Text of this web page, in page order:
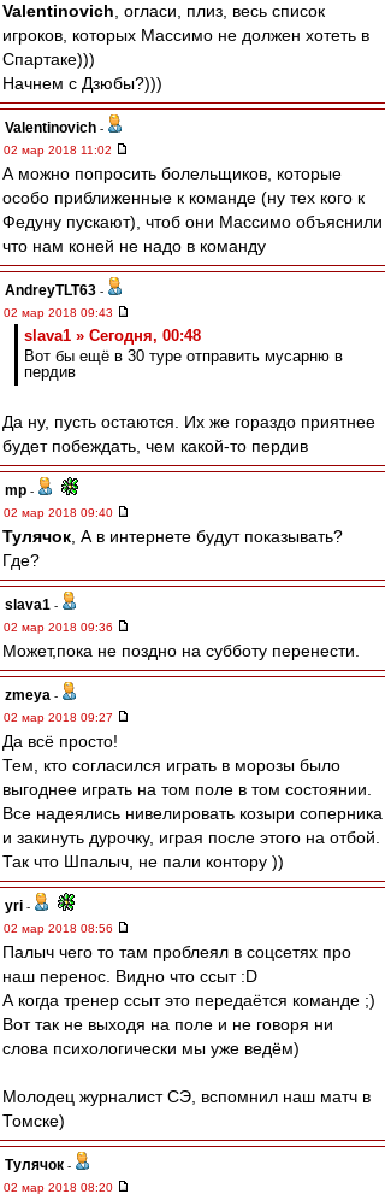
Valentinovich , огласи, плиз, весь список
игроков, которых Массимо не должен хотеть в
Спартаке)))
Начнем с Дзюбы?)))
Valentinovich -
02 мар 2018 11:02
А можно попросить болельщиков, которые
особо приближенные к команде (ну тех кого к
Федуну пускают), чтоб они Массимо объяснили
что нам коней не надо в команду
AndreyTLT63 -
02 мар 2018 09:43
slava1 » Сегодня, 00:48
Вот бы ещё в 30 туре отправить мусарню в
пердив
Да ну, пусть остаются. Их же гораздо приятнее
будет побеждать, чем какой-то пердив
mp -
02 мар 2018 09:40
Тулячок , А в интернете будут показывать?
Где?
slava1 -
02 мар 2018 09:36
Может,пока не поздно на субботу перенести.
zmeya -
02 мар 2018 09:27
Да всё просто!
Тем, кто согласился играть в морозы было
выгоднее играть на том поле в том состоянии.
Все надеялись нивелировать козыри соперника
и закинуть дурочку, играя после этого на отбой.
Так что Шпалыч, не пали контору ))
yri -
02 мар 2018 08:56
Палыч чего то там проблеял в соцсетях про
наш перенос. Видно что ссыт :D
А когда тренер ссыт это передаётся команде ;)
Вот так не выходя на поле и не говоря ни
слова психологически мы уже ведём)
Молодец журналист СЭ, вспомнил наш матч в
Томске)
Тулячок -
02 мар 2018 08:20